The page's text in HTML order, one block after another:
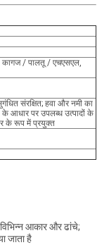
/ पालतू / एचएसएल,
संरक्षित; हवा और नमी का
के आधार पर उपलब्ध उत्पादों के
के रूप में प्रयुक्त
आकार और ढांचे;
जाता है